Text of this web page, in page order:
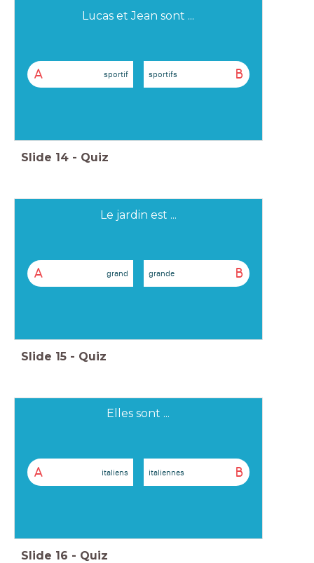
Lucas et Jean sont ...
A sportif B
sportifs
Slide 14 - Quiz
Le jardin est ...
A grand B
grande
Slide 15 - Quiz
Elles sont ...
A italiens B
italiennes
Slide 16 - Quiz